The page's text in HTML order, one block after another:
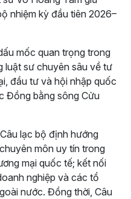
nhiệm kỳ đầu tiên 2026–
mốc quan trọng trong
luật sư chuyên sâu về tư
đầu tư và hội nhập quốc
Đồng bằng sông Cửu
lạc bộ định hướng
môn uy tín trong
mại quốc tế; kết nối
nghiệp và các tổ
nước. Đồng thời, Câu